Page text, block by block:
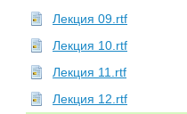
Лекция 09.rtf
Лекция 10.rtf
Лекция 11.rtf
Лекция 12.rtf